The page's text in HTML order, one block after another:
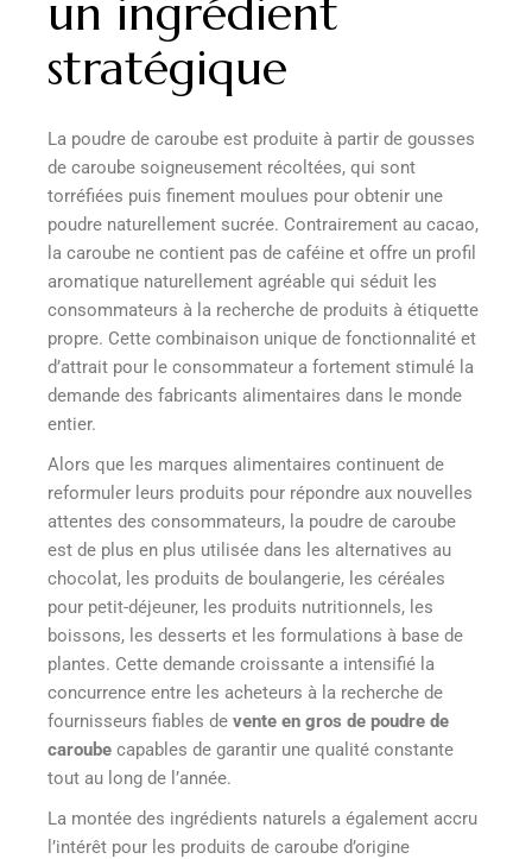
un ingrédient
stratégique
La poudre de caroube est produite à partir de gousses
de caroube soigneusement récoltées, qui sont
torréfiées puis finement moulues pour obtenir une
poudre naturellement sucrée. Contrairement au cacao,
la caroube ne contient pas de caféine et offre un profil
aromatique naturellement agréable qui séduit les
consommateurs à la recherche de produits à étiquette
propre. Cette combinaison unique de fonctionnalité et
d’attrait pour le consommateur a fortement stimulé la
demande des fabricants alimentaires dans le monde
entier.
Alors que les marques alimentaires continuent de
reformuler leurs produits pour répondre aux nouvelles
attentes des consommateurs, la poudre de caroube
est de plus en plus utilisée dans les alternatives au
chocolat, les produits de boulangerie, les céréales
pour petit-déjeuner, les produits nutritionnels, les
boissons, les desserts et les formulations à base de
plantes. Cette demande croissante a intensifié la
concurrence entre les acheteurs à la recherche de
fournisseurs fiables de vente en gros de poudre de
caroube capables de garantir une qualité constante
tout au long de l’année.
La montée des ingrédients naturels a également accru
l’intérêt pour les produits de caroube d’origine